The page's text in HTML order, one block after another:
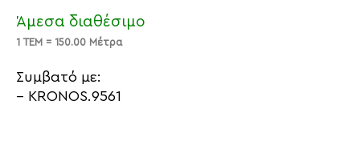
Άμεσα διαθέσιμο
1 ΤΕΜ = 150.00 Μέτρα
Συμβατό με:
– KRONOS.9561